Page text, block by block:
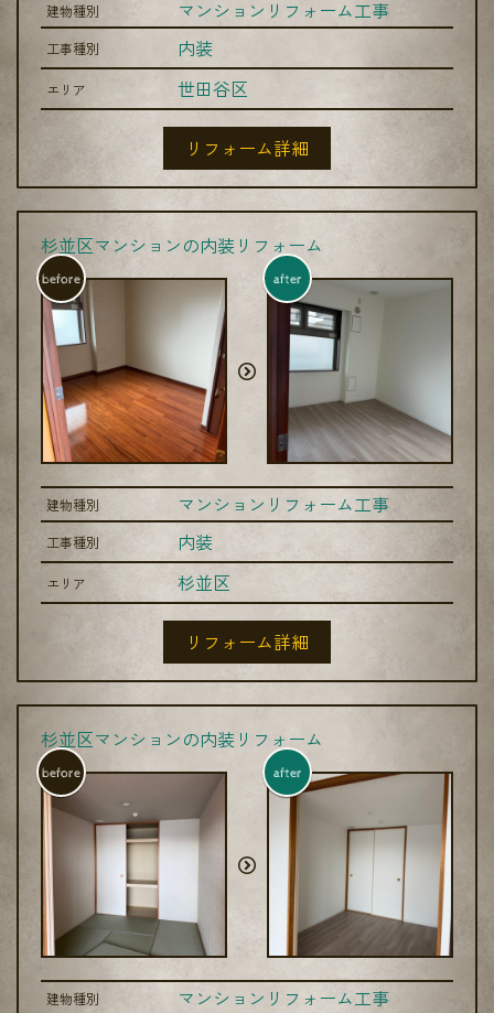
建物種別 マンションリフォーム工事
工事種別 内装
エリア 世田谷区
リフォーム詳細
杉並区マンションの内装リフォーム
before after
建物種別 マンションリフォーム工事
工事種別 内装
エリア 杉並区
リフォーム詳細
杉並区マンションの内装リフォーム
before after
建物種別 マンションリフォーム工事